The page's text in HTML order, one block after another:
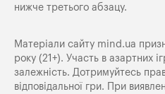
нижче третього абзацу.
Матеріали сайту mind.ua
року (21+). Участь в азартних
залежність. Дотримуйтесь
відповідальної гри. При